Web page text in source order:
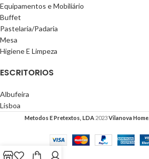
Equipamentos e Mobiliário
Buffet
Pastelaria/Padaria
Mesa
Higiene E Limpeza
ESCRITORIOS
Albufeira
Lisboa
Metodos E Pretextos, LDA 2023Vilanova Home